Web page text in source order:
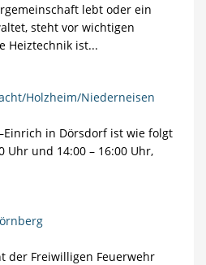
lebt oder ein
steht vor wichtigen
Heiztechnik ist...
Holzheim/Niederneisen
in Dörsdorf ist wie folgt
Uhr und 14:00 – 16:00 Uhr,
der Freiwilligen Feuerwehr